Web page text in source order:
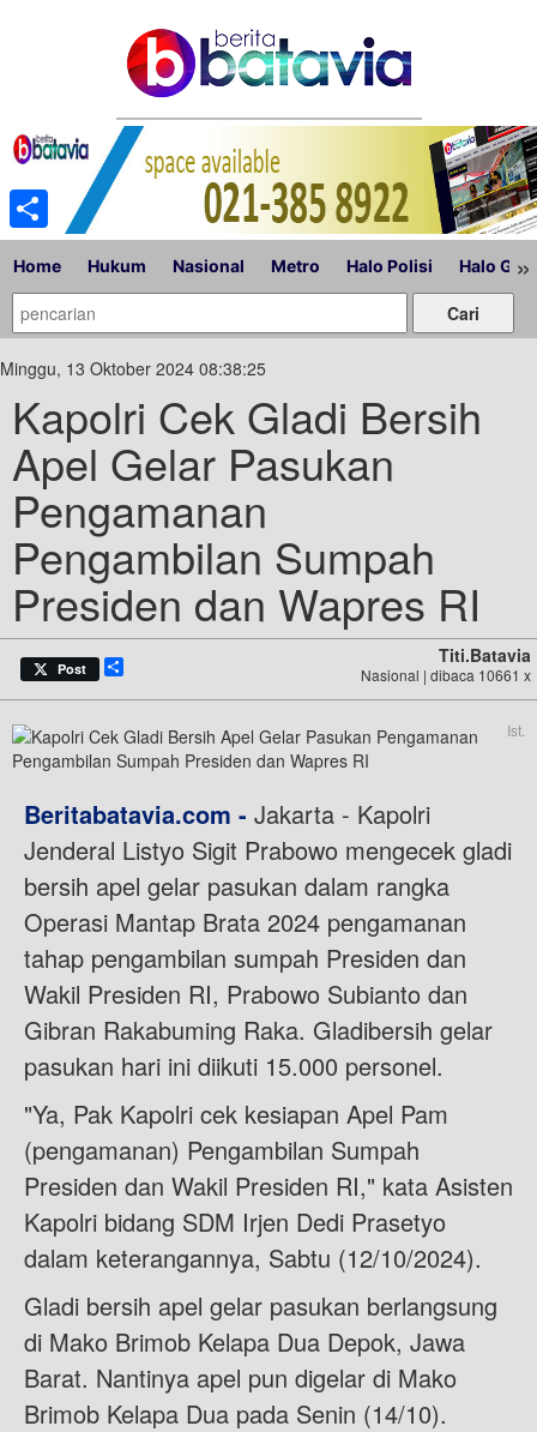
Home Hukum Nasional Metro Halo Polisi Halo »
Minggu, 13 Oktober 2024 08:38:25
Kapolri Cek Gladi Bersih
Apel Gelar Pasukan
Pengamanan
Pengambilan Sumpah
Presiden dan Wapres RI
Post
Titi.batavia
Nasional | dibaca 10661 x
Ist.
Beritabatavia.com - Jakarta - Kapolri
Jenderal Listyo Sigit Prabowo mengecek gladi
bersih apel gelar pasukan dalam rangka
Operasi Mantap Brata 2024 pengamanan
tahap pengambilan sumpah Presiden dan
Wakil Presiden RI, Prabowo Subianto dan
Gibran Rakabuming Raka. Gladibersih gelar
pasukan hari ini diikuti 15.000 personel.
"Ya, Pak Kapolri cek kesiapan Apel Pam
(pengamanan) Pengambilan Sumpah
Presiden dan Wakil Presiden RI," kata Asisten
Kapolri bidang SDM Irjen Dedi Prasetyo
dalam keterangannya, Sabtu (12/10/2024).
Gladi bersih apel gelar pasukan berlangsung
di Mako Brimob Kelapa Dua Depok, Jawa
Barat. Nantinya apel pun digelar di Mako
Brimob Kelapa Dua pada Senin (14/10).
Share